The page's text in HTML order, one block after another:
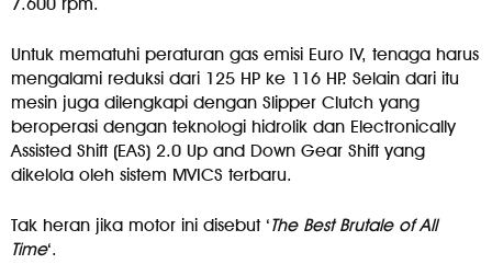
Untuk mematuhi peraturan gas emisi Euro IV, tenaga harus
mengalami reduksi dari 125 HP ke 116 HP. Selain dari itu
mesin juga dilengkapi dengan Slipper Clutch yang
beroperasi dengan teknologi hidrolik dan Electronically
Assisted Shift (EAS) 2.0 Up and Down Gear Shift yang
dikelola oleh sistem MVICS terbaru.
Tak heran jika motor ini disebut ‘The Best Brutale of All
Time‘.